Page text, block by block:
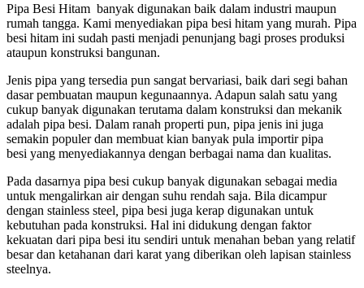
Pipa Besi Hitam banyak digunakan baik dalam industri maupun
rumah tangga. Kami menyediakan pipa besi hitam yang murah. Pipa
besi hitam ini sudah pasti menjadi penunjang bagi proses produksi
ataupun konstruksi bangunan.
Jenis pipa yang tersedia pun sangat bervariasi, baik dari segi bahan
dasar pembuatan maupun kegunaannya. Adapun salah satu yang
cukup banyak digunakan terutama dalam konstruksi dan mekanik
adalah pipa besi. Dalam ranah properti pun, pipa jenis ini juga
semakin populer dan membuat kian banyak pula importir pipa
besi yang menyediakannya dengan berbagai nama dan kualitas.
Pada dasarnya pipa besi cukup banyak digunakan sebagai media
untuk mengalirkan air dengan suhu rendah saja. Bila dicampur
dengan stainless steel pipa besi juga kerap digunakan untuk
kebutuhan pada konstruksi. Hal ini didukung dengan faktor
kekuatan dari pipa besi itu sendiri untuk menahan beban yang relatif
besar dan ketahanan dari karat yang diberikan oleh lapisan stainless
steelnya.